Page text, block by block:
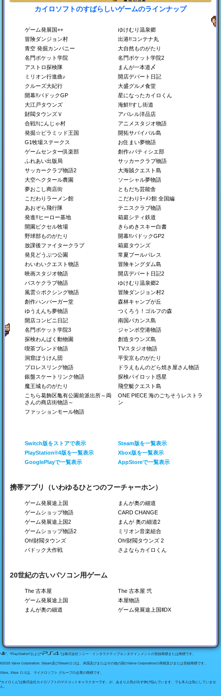
銀盤スケートリンク物
Switch
Steam
PS4
Xbox
プロレスリング物語 平安京ものがたり
Switch
Steam
PS4
Xbox
洞窟ぼうけん団
地下世界を開拓しよう！
Switch
PS4
夢を叶える都市開発SLG
TVスタジオ物語
テレビ番組をつくろう！
Switch
Steam
Xbox
喫茶ブレンド物語
よう！
Switch
Steam
PS4
探検わんぱく動物園 ジャンボ空港物語
Switch
Steam
PS4
名門ポケット学院3
名門校をつくろう！
Steam
南国バカンス島
南の島にリゾート地を作
ゆうえんち夢物語
遊園地を作ろう！
開店コンビニ日記
コンビニを経営しよう！
Switch
Steam
PS4
創作ハンバーガー堂 森林キャンプが丘
う！
Switch
Steam
PS4
Switch
Steam
PS4
Xbox
Switch
Steam
PS4
Xbox
Switch
Steam
PS4
カイロソフトのすばらしいゲームのラインナップ
ゲーム発展国++
ゆけむり温泉郷
冒険ダンジョン村
出港!!コンテナ丸
青空 発掘カンパニー
大自然ものがたり
名門ポケット学院
名門ポケット学院2
アストロ探検隊
まんが一本道〆
ミリオン行進曲♪
開店デパート日記
クルーズ大紀行
大盛グルメ食堂
開幕!!パドックGP
星になったカイロくん
大江戸タウンズ
海鮮!!すし街道
財閥タウンズＶ
アパレル洋品店
合戦!!にんじゃ村
アニメスタジオ物語
発掘☆ピラミッド王国
開拓サバイバル島
G1牧場ステークス
お住まい夢物語
ゲームセンター倶楽部
創作♪パティシエ部
ふれあい出版局
サッカークラブ物語
サッカークラブ物語2
大海賊クエスト島
大空ヘクタール農園
ソーシャル夢物語
夢おこし商店街
ともだち芸能舎
こだわりラーメン館
こだわりﾗｰﾒﾝ館 全国編
あおぞら飛行隊
テニスクラブ物語
発進!!ヒーロー基地
箱庭シティ鉄道
開園ピクセル牧場
きらめきスキー白書
野球部ものがたり
開幕!!パドックGP2
放課後ファイタークラブ
箱庭タウンズ
発見どうぶつ公園
常夏プールパレス
わいわいクエスト物語
冒険キングダム島
映画スタジオ物語
開店デパート日記2
バスケクラブ物語
ゆけむり温泉郷2
風雲☆ボクシング物語
冒険ダンジョン村2
創作ハンバーガー堂
森林キャンプが丘
ゆうえんち夢物語
つくろう！ゴルフの森
開店コンビニ日記
南国バカンス島
名門ポケット学院3
ジャンボ空港物語
探検わんぱく動物園
創造タウンズ島
喫茶ブレンド物語
TVスタジオ物語
洞窟ぼうけん団
平安京ものがたり
プロレスリング物語
ドラえもんのどら焼き屋さん物語
銀盤スケートリンク物語
探検パイロット惑星
魔王城ものがたり
飛空艇クエスト島
こちら葛飾区亀有公園前派出所～両
さんの商店街物語～
ONE PIECE 海のごちそうレストラ
ン
ファッションモール物語
Switch版をストアで表示
Steam版を一覧表示
PlayStation®4版を一覧表示
Xbox版を一覧表示
GooglePlayで一覧表示
AppStoreで一覧表示
携帯アプリ（いわゆるひとつのフーチャーホン）
ゲーム発展途上国
まんが奥の細道
ゲームショップ物語
CARD CHANGE
ゲーム発展途上国2
まんが 奥の細道2
ゲームショップ物語2
ミリオン音楽組合
Oh!財閥タウンズ
Oh!財閥タウンズ 2
パドック大作戦
さよならカイロくん
20世紀の古いパソコン用ゲーム
The 古本屋
The 古本屋 弐
ゲーム発展途上国
本屋物語
まんが奥の細道
ゲーム発展途上国ⅡDX
“ ”、“PlayStation”および“ ”は株式会社ソニー・インタラクティブエンタテインメントの登録商標または商標です。
©2025 Valve Corporation. Steam及びSteamロゴは、米国及びまたはその他の国のValve Corporationの商標及びまたは登録商標です。
Xbox, Xbox ロゴは、マイクロソフト グループの企業の商標です。
“カイロくん”は株式会社カイロソフトのマスコットキャラクターです。が、あまり人気が出ず伸び悩んでいます、でも本人は気にしていませ
ん。